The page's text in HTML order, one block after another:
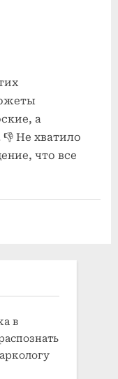
а
Не хватило
что все
в